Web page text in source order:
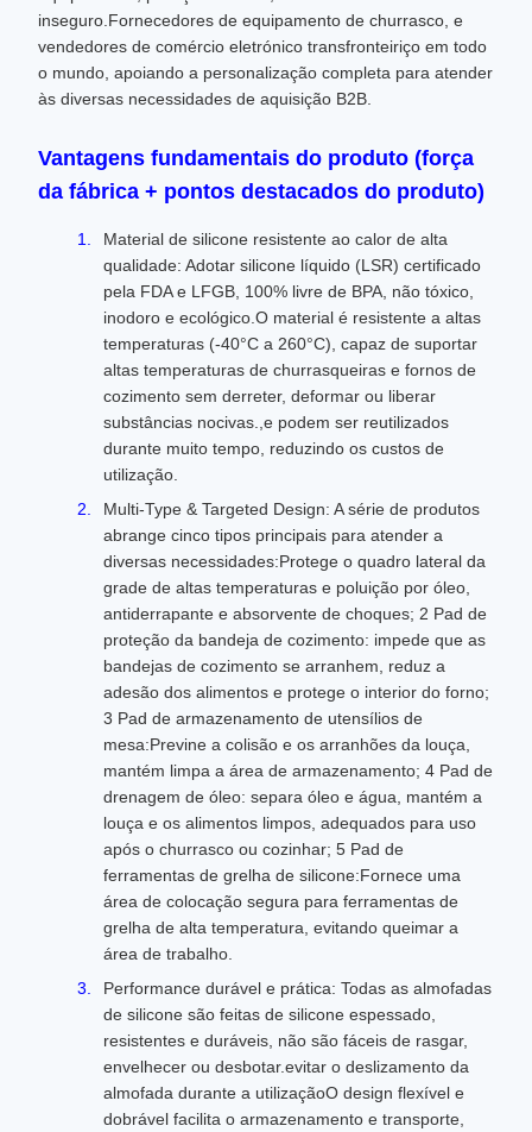
inseguro.Fornecedores de equipamento de churrasco, e
vendedores de comércio eletrónico transfronteiriço em todo
o mundo, apoiando a personalização completa para atender
às diversas necessidades de aquisição B2B.
Vantagens fundamentais do produto (força
da fábrica + pontos destacados do produto)
Material de silicone resistente ao calor de alta
qualidade: Adotar silicone líquido (LSR) certificado
pela FDA e LFGB, 100% livre de BPA, não tóxico,
inodoro e ecológico.O material é resistente a altas
temperaturas (-40°C a 260°C), capaz de suportar
altas temperaturas de churrasqueiras e fornos de
cozimento sem derreter, deformar ou liberar
substâncias nocivas.,e podem ser reutilizados
durante muito tempo, reduzindo os custos de
utilização.
Multi-Type & Targeted Design: A série de produtos
abrange cinco tipos principais para atender a
diversas necessidades:Protege o quadro lateral da
grade de altas temperaturas e poluição por óleo,
antiderrapante e absorvente de choques; 2 Pad de
proteção da bandeja de cozimento: impede que as
bandejas de cozimento se arranhem, reduz a
adesão dos alimentos e protege o interior do forno;
3 Pad de armazenamento de utensílios de
mesa:Previne a colisão e os arranhões da louça,
mantém limpa a área de armazenamento; 4 Pad de
drenagem de óleo: separa óleo e água, mantém a
louça e os alimentos limpos, adequados para uso
após o churrasco ou cozinhar; 5 Pad de
ferramentas de grelha de silicone:Fornece uma
área de colocação segura para ferramentas de
grelha de alta temperatura, evitando queimar a
área de trabalho.
Performance durável e prática: Todas as almofadas
de silicone são feitas de silicone espessado,
resistentes e duráveis, não são fáceis de rasgar,
envelhecer ou desbotar.evitar o deslizamento da
almofada durante a utilizaçãoO design flexível e
dobrável facilita o armazenamento e transporte,